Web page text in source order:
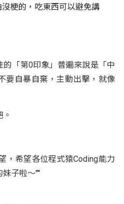
梗的，吃東西可以避免講
「第0印象」普遍來說是「中
要自暴自棄，主動出擊，就像
，希望各位程式猿Coding能力
子啦～""